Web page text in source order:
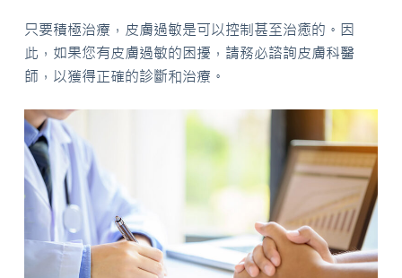
只要積極治療，皮膚過敏是可以控制甚至治癒的。因
此，如果您有皮膚過敏的困擾，請務必諮詢皮膚科醫
師，以獲得正確的診斷和治療。